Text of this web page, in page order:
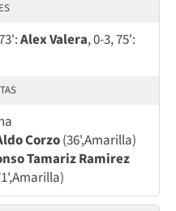
Alex Valera, 0-3, 75':
Corzo(36',Amarilla)
Tamariz Ramirez